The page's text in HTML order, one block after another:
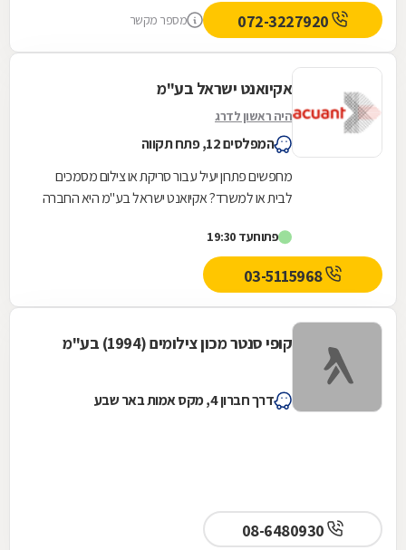
מספר מקשר
אקיואנט ישראל בע"מ
היה ראשון לדרג
המפלסים 12, פתח תקווה
מחפשים פתרון יעיל עבור סריקת או צילום מסמכים
לבית או למשרד? אקיואנט ישראל בע"מ היא החברה
Office,...
פתוחעד 19:30
03-5115968
קופי סנטר מכון צילומים (1994) בע"מ
דרך חברון 4, מקס אמות באר שבע
08-6480930